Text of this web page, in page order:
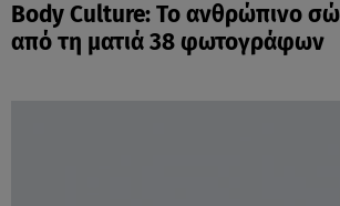
Body Culture: To ανθρώπινο
από τη ματιά 38 φωτογράφων